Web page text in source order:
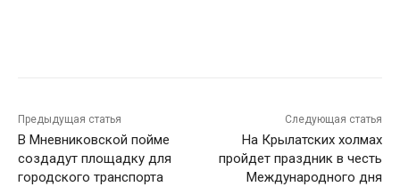
Предыдущая статья
В Мневниковской пойме
создадут площадку для
городского транспорта
Следующая статья
На Крылатских холмах
пройдет праздник в честь
Международного дня